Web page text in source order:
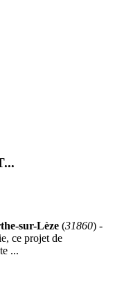
sur-Lèze (31860) -
ce projet de
...